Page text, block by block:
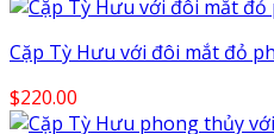
Cặp Tỳ Hưu với đôi mắt đỏ
$220.00